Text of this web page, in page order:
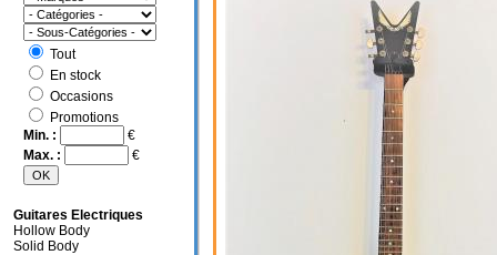
Tout
En stock
Occasions
Promotions
Min. :
€
Max. :
€
Guitares Electriques
Hollow Body
Solid Body